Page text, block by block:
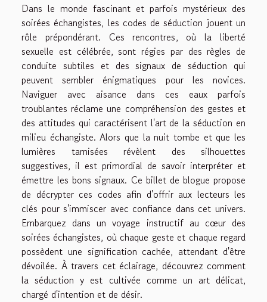
Dans le monde fascinant et parfois mystérieux des
soirées échangistes, les codes de séduction jouent un
rôle prépondérant. Ces rencontres, où la liberté
sexuelle est célébrée, sont régies par des règles de
conduite subtiles et des signaux de séduction qui
peuvent sembler énigmatiques pour les novices.
Naviguer avec aisance dans ces eaux parfois
troublantes réclame une compréhension des gestes et
des attitudes qui caractérisent l'art de la séduction en
milieu échangiste. Alors que la nuit tombe et que les
lumières tamisées révèlent des silhouettes
suggestives, il est primordial de savoir interpréter et
émettre les bons signaux. Ce billet de blogue propose
de décrypter ces codes afin d'offrir aux lecteurs les
clés pour s'immiscer avec confiance dans cet univers.
Embarquez dans un voyage instructif au cœur des
soirées échangistes, où chaque geste et chaque regard
possèdent une signification cachée, attendant d'être
dévoilée. À travers cet éclairage, découvrez comment
la séduction y est cultivée comme un art délicat,
chargé d'intention et de désir.